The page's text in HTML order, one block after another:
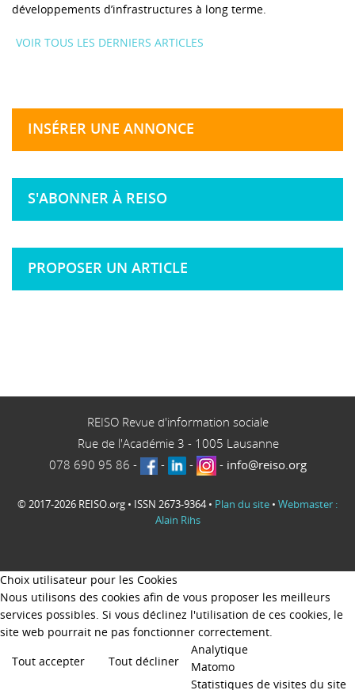
développements d’infrastructures à long terme.
VOIR TOUS LES DERNIERS ARTICLES
INSÉRER UNE ANNONCE
S'ABONNER À REISO
PROPOSER UN ARTICLE
REISO Revue d'information sociale
Rue de l'Académie 3 - 1005 Lausanne
078 690 95 86 - - - - info@reiso.org
© 2017-2026 REISO.org • ISSN 2673-9364 • Plan du site • Webmaster :
Alain Rihs
Choix utilisateur pour les Cookies
Nous utilisons des cookies afin de vous proposer les meilleurs
services possibles. Si vous déclinez l'utilisation de ces cookies, le
site web pourrait ne pas fonctionner correctement.
Tout accepter
Tout décliner
Analytique
Matomo
Statistiques de visites du site